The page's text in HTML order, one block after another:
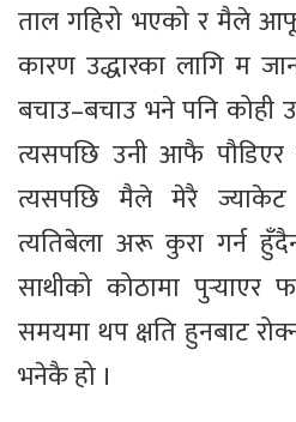
ताल गहिरो भएको र मैले
कारण उद्धारका लागि म
बचाउ–बचाउ भने पनि कोही
त्यसपछि उनी आफै
त्यसपछि मैले मेरै
त्यतिबेला अरू कुरा गर्न
साथीको कोठामा पुर्‍याएर
समयमा थप क्षति हुनबाट
भनेकै हो ।